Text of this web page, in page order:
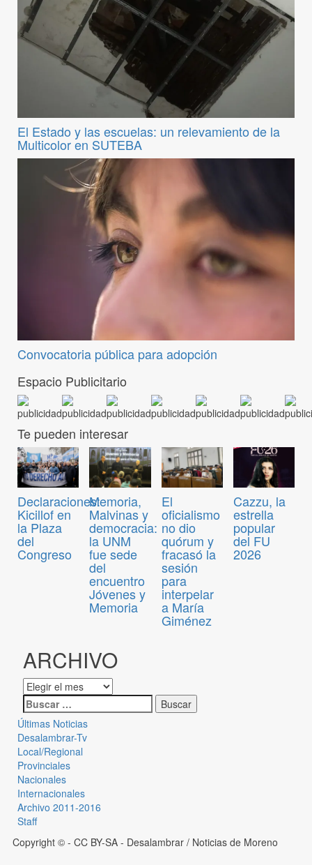
El Estado y las escuelas: un relevamiento de la
Multicolor en SUTEBA
Convocatoria pública para adopción
Espacio Publicitario
Te pueden interesar
Declaraciones:
Kicillof en
la Plaza
del
Congreso
Memoria,
Malvinas y
democracia:
la UNM
fue sede
del
encuentro
Jóvenes y
Memoria
El
oficialismo
no dio
quórum y
fracasó la
sesión
para
interpelar
a María
Giménez
Cazzu, la
estrella
popular
del FU
2026
ARCHIVO
Últimas Noticias
Desalambrar-Tv
Local/Regional
Provinciales
Nacionales
Internacionales
Archivo 2011-2016
Staff
Copyright © - CC BY-SA - Desalambrar / Noticias de Moreno